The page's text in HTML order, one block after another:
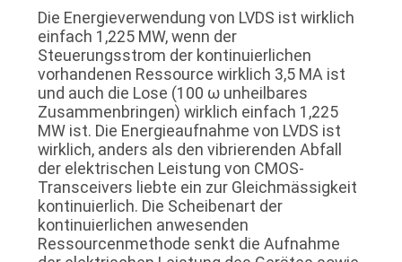
MIT
UNS
NEUIGKEITEN
RECHTSSACHEN
BITTE
Die Energieverwendung von LVDS ist wirklich
einfach 1,225 MW, wenn der
Steuerungsstrom der kontinuierlichen
vorhandenen Ressource wirklich 3,5 MA ist
und auch die Lose (100 ω unheilbares
Zusammenbringen) wirklich einfach 1,225
MW ist. Die Energieaufnahme von LVDS ist
wirklich, anders als den vibrierenden Abfall
der elektrischen Leistung von CMOS-
Transceivers liebte ein zur Gleichmässigkeit
kontinuierlich. Die Scheibenart der
kontinuierlichen anwesenden
Ressourcenmethode senkt die Aufnahme